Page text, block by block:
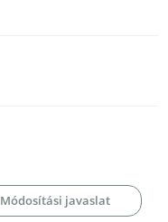
Módosítási javaslat